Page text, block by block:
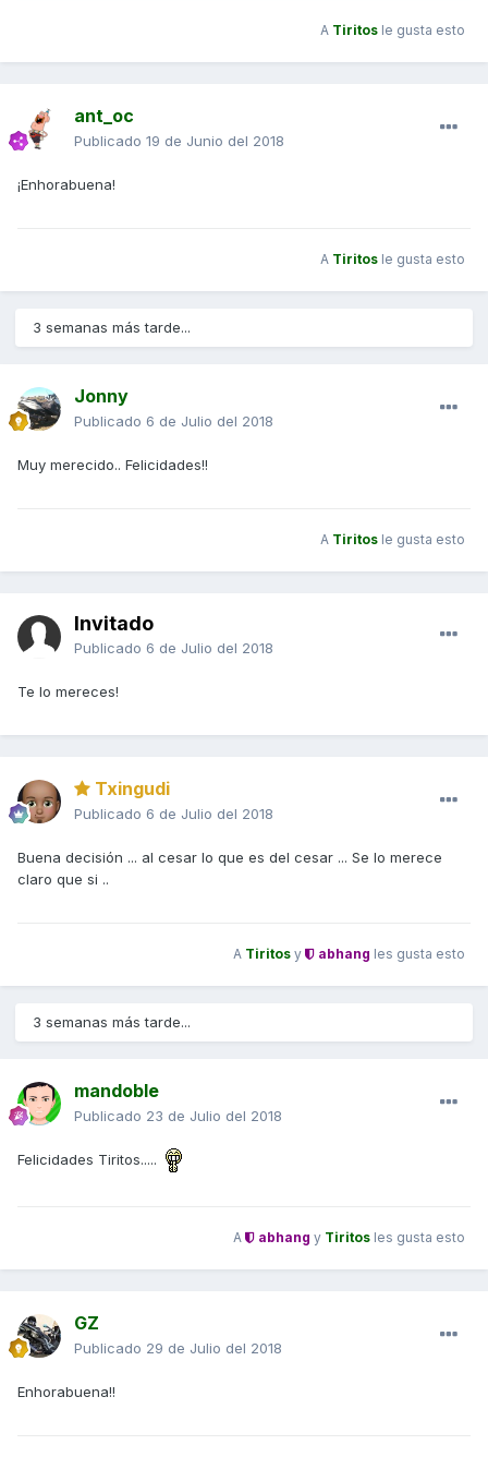
A Tiritos le gusta esto
ant_oc
Publicado 19 de Junio del 2018
¡Enhorabuena!
A Tiritos le gusta esto
3 semanas más tarde...
Jonny
Publicado 6 de Julio del 2018
Muy merecido.. Felicidades!!
A Tiritos le gusta esto
Invitado
Publicado 6 de Julio del 2018
Te lo mereces!
Txingudi
Publicado 6 de Julio del 2018
Buena decisión ... al cesar lo que es del cesar ... Se lo merece
claro que si ..
A Tiritos y abhang les gusta esto
3 semanas más tarde...
mandoble
Publicado 23 de Julio del 2018
Felicidades Tiritos.....
A abhang y Tiritos les gusta esto
GZ
Publicado 29 de Julio del 2018
Enhorabuena!!